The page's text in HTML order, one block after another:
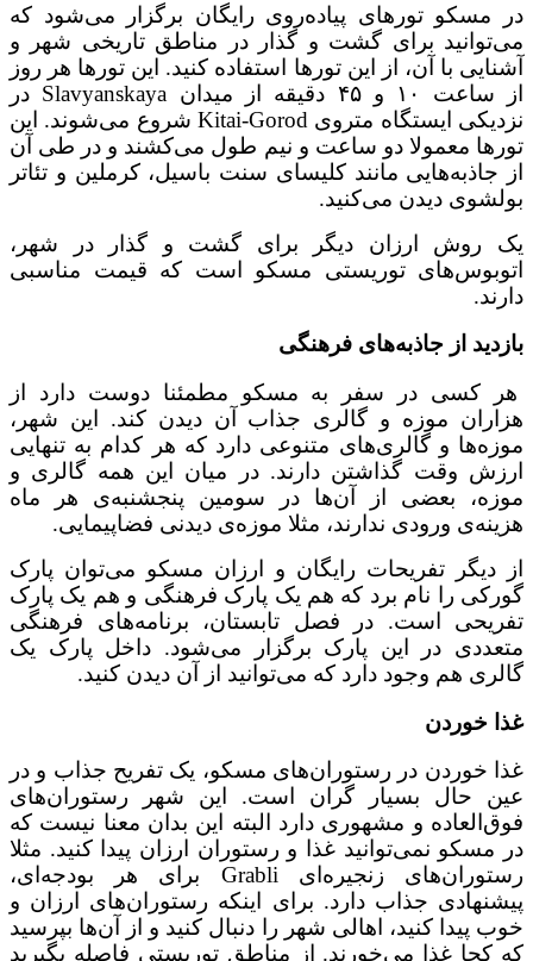
در مسکو تورهای پیاده‌روی رایگان برگزار می‌شود که
می‌توانید برای گشت و گذار در مناطق تاریخی شهر و
آشنایی با آن، از این تورها استفاده کنید. این تورها هر روز
از ساعت ۱۰ و ۴۵ دقیقه از میدان Slavyanskaya در
نزدیکی ایستگاه متروی Kitai-Gorod شروع می‌شوند. این
تورها معمولا دو ساعت و نیم طول می‌کشند و در طی آن
از جاذبه‌هایی مانند کلیسای سنت باسیل، کرملین و تئاتر
بولشوی دیدن می‌کنید.
یک روش ارزان دیگر برای گشت و گذار در شهر،
اتوبوس‌های توریستی مسکو است که قیمت مناسبی
دارند.
بازدید از جاذبه‌های فرهنگی
هر کسی در سفر به مسکو مطمئنا دوست دارد از
هزاران موزه و گالری جذاب آن دیدن کند. این شهر،
موزه‌ها و گالری‌های متنوعی دارد که هر کدام به تنهایی
ارزش وقت گذاشتن دارند. در میان این همه گالری و
موزه، بعضی از آن‌ها در سومین پنجشنبه‌ی هر ماه
هزینه‌ی ورودی ندارند، مثلا موزه‌ی دیدنی فضاپیمایی.
از دیگر تفریحات رایگان و ارزان مسکو می‌توان پارک
گورکی را نام برد که هم یک پارک فرهنگی و هم یک پارک
تفریحی است. در فصل تابستان، برنامه‌های فرهنگی
متعددی در این پارک برگزار می‌شود. داخل پارک یک
گالری هم وجود دارد که می‌توانید از آن دیدن کنید.
غذا خوردن
غذا خوردن در رستوران‌های مسکو، یک تفریح جذاب و در
عین حال بسیار گران است. این شهر رستوران‌های
فوق‌العاده و مشهوری دارد البته این بدان معنا نیست که
در مسکو نمی‌توانید غذا و رستوران ارزان پیدا کنید. مثلا
رستوران‌های زنجیره‌ای Grabli برای هر بودجه‌ای،
پیشنهادی جذاب دارد. برای اینکه رستوران‌های ارزان و
خوب پیدا کنید، اهالی شهر را دنبال کنید و از آن‌ها بپرسید
که کجا غذا می‌خورند. از مناطق توریستی فاصله بگیرید